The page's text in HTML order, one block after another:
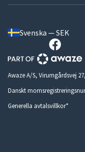
Svenska — SEK
Awaze A/S, Virumgårdsvej
Danskt
Generella avtalsvillkor*